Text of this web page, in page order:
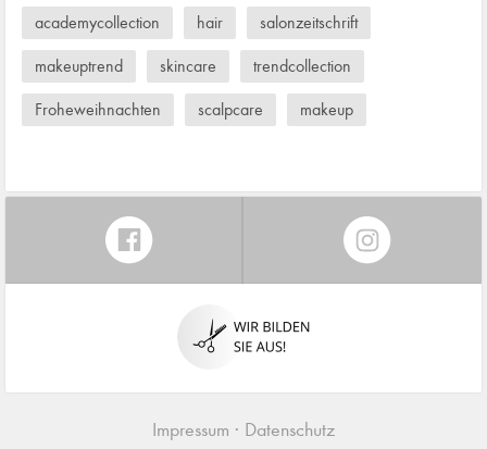
academycollection hair salonzeitschrift
makeuptrend skincare trendcollection
Froheweihnachten scalpcare makeup
Impressum Datenschutz